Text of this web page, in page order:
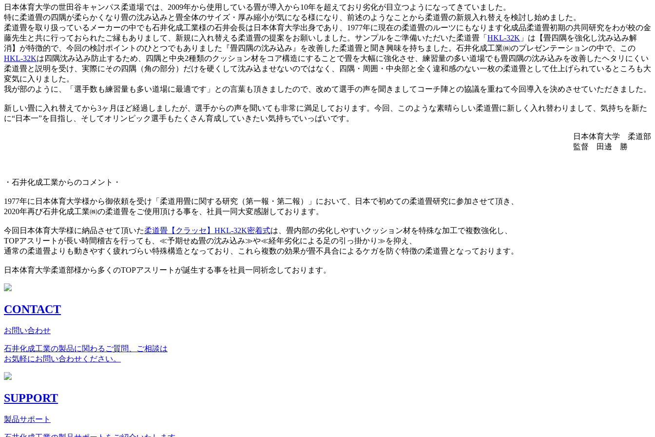
日本体育大学の世田谷キャンパス柔道場では、2009年から使用している畳が導入から10年を超えており劣化が目立つようになってきていました。
特に柔道畳の四隅が柔らかくなり畳の沈み込みと畳全体のサイズ・厚み縮小が気になる様になり、前述のようなことから柔道畳の新規入れ替えを検討し始めました。
柔道畳を取り扱っているメーカーの中でも石井化成工業様の石井会長は日本体育大学出身であり、1977年に現在の柔道畳のルーツにもなります化成品柔道畳初期の共同研究をわが校の金
藤先生と共に行っておられたご縁もありまして、新規に入れ替える柔道畳の提案をお願いしました。サンプルをご準備いただいた柔道畳「 HKL-32K 」は【畳四隅を強化し沈み込み解
消】が特徴的で、今回の検討ポイントのひとつでもありました『畳四隅の沈み込み』を改善した柔道畳と聞き興味を持ちました。石井化成工業㈱のプレゼンテーションの中で、この
HKL-32Kは四隅沈み込み防止するため、四隅と中央2種類のクッション材をコア構造にすることで畳を大幅に強化させ、練習量の多い道場でも畳四隅の沈み込みを改善したヘタリにくい
柔道畳と説明を受け、実際にその四隅（角の部分）だけを硬くして沈み込ませないのではなく、四隅・周囲・中央部と全く違和感のない一枚の柔道畳として仕上げられているところも大
変気に入りました。
我が部のように、「選手数も練習量も多い道場に最適です」との言葉も頂きましたので、改めて選手の声を聞きましてコーチ陣との協議を重ねて今回導入を決めさせていただきました。
新しい畳に入れ替えてから3ヶ月ほど経過しましたが、選手からの声を聞いても非常に満足しております。今回、このような素晴らしい柔道畳に新しく入れ替わりまして、気持ちを新た
に“日本一”を目指し、そしてオリンピック選手もたくさん育成していきたい気持ちでいっぱいです。
日本体育大学 柔道部
監督 田邊 勝
・石井化成工業からのコメント・
1977年に日本体育大学様から御依頼を受け「柔道用畳に関する研究（第一報・第二報）」において、日本で初めての柔道畳研究に参加させて頂き、
2020年再び石井化成工業㈱の柔道畳をご使用頂ける事を、社員一同大変感謝しております。
今回日本体育大学様に納品させて頂いた柔道畳【クラッセ】HKL-32K密着式は、畳内部の劣化しやすいクッション材を特殊な加工で複数強化し、
TOPアスリートが長い時間稽古を行っても、≪予期せぬ畳の沈み込み≫や≪経年劣化による足の引っ掛かり≫を抑え、
通常の柔道畳よりも動きやすく疲れづらい特殊構造となっており、これら複数の効果が畳不具合によるケガを防ぐ特徴の柔道畳となっております。
日本体育大学柔道部様から多くのTOPアスリートが誕生する事を社員一同祈念しております。
CONTACT
お問い合わせ
石井化成工業の製品に関わるご質問、ご相談は
お気軽にお問い合わせください。
SUPPORT
製品サポート